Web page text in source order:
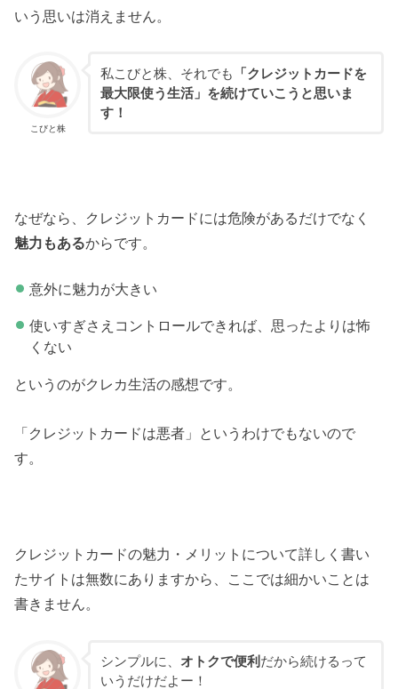
いう思いは消えません。
こびと株
私こびと株、それでも
「クレジットカードを
最大限使う生活」を続けていこうと思いま
す！
なぜなら、クレジットカードには危険があるだけでなく
魅力もあるからです。
意外に魅力が大きい
使いすぎさえコントロールできれば、思ったよりは怖
くない
というのがクレカ生活の感想です。
「クレジットカードは悪者」というわけでもないので
す。
クレジットカードの魅力・メリットについて詳しく書い
たサイトは無数にありますから、ここでは細かいことは
書きません。
シンプルに、 オトクで便利 だから続けるって
いうだけだよー！